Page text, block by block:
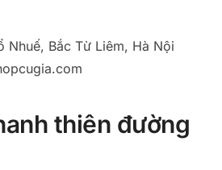
Nhuế, Bắc Từ Liêm, Hà Nội
thiên đường